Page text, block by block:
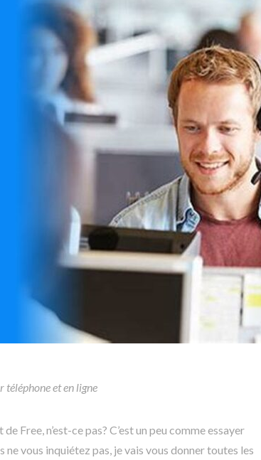
téléphone et en ligne
Free, n’est-ce pas? C’est un peu comme essayer
vous inquiétez pas, je vais vous donner toutes les